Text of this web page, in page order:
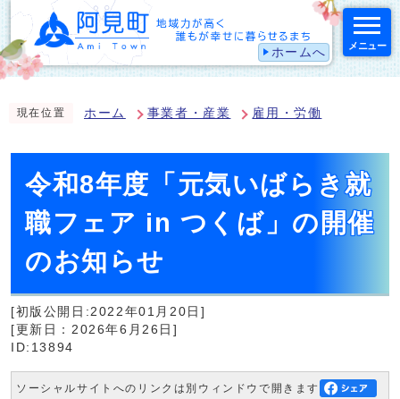
ホームへ メニュー
現在位置 ホーム 事業者・産業 雇用・労働
令和8年度「元気いばらき就
職フェア in つくば」の開催
のお知らせ
[初版公開日:2022年01月20日]
[更新日：2026年6月26日]
ID:13894
ソーシャルサイトへのリンクは別ウィンドウで開きます